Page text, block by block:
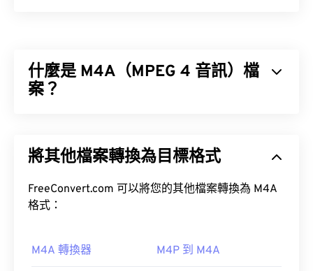
針對窄頻訊號，因此不適合用於音樂檔案。
預設情況下，3GA 檔案會在VLC 媒體播放器
Mac
大多數手機的錄音機應用程式也能開啟 3GA 檔案。
由於 3GA 檔案常用於彩信，因此大多數 3G 行動裝
括 Media Player Classic、RealPlayer 和 MPlayer。
什麼是 M4A（MPEG 4 音訊）檔
案？
或AppleALA 無損解碼器。
M4A 檔案體積較小，同時音質也優於與其最相似的
MP3 檔案（請參閱《音訊編碼格式比較》）。
如何開啟 M4A 檔案？
將其他檔案轉換為目標格式
FreeConvert.com 可以將您的其他檔案轉換為 M4A
格式：
M4A 轉換器 M4P 到 M4A